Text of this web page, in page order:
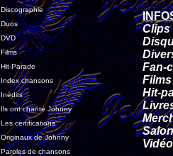
Discographie
Duos
DVD
Films
Hit-Parade
Index chansons
Inédits
Ils ont chanté Johnny
Les certifications
Originaux de Johnny
Paroles de chansons
Clips
Fan-
Films
Hit-